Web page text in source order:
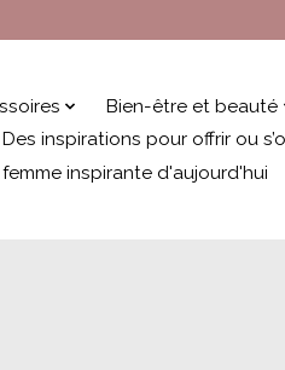
Bien-être et beauté
Des inspirations pour offrir ou
inspirante d'aujourd'hui